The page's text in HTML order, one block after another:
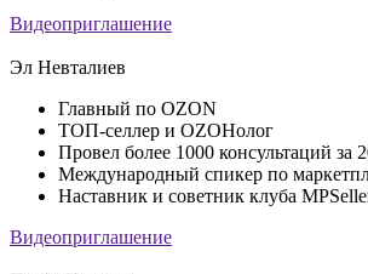
Видеоприглашение
Эл Невталиев
Главный по OZON
ТОП-селлер и OZOНолог
Провел более 1000 консультаций за
Международный спикер по
Наставник и советник клуба
Видеоприглашение